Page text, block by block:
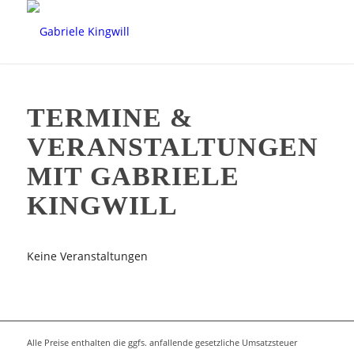
TERMINE &
VERANSTALTUNGEN
MIT GABRIELE
KINGWILL
Keine Veranstaltungen
Alle Preise enthalten die ggfs. anfallende gesetzliche Umsatzsteuer